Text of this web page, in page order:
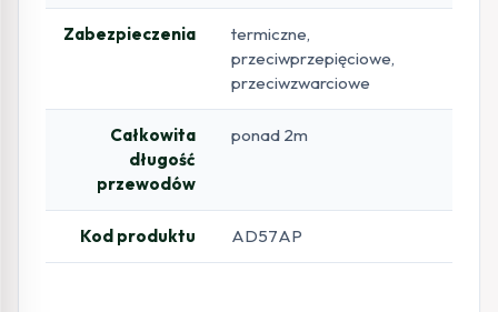
Zabezpieczenia
termiczne,
przeciwprzepięciowe,
przeciwzwarciowe
Całkowita
długość
przewodów
ponad 2m
Kod produktu AD57AP